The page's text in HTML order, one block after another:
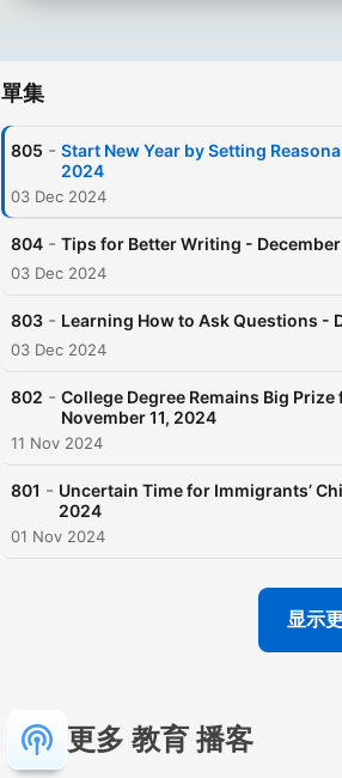
單集
805 - Start New Year by Setting
2024
03 Dec 2024
804 - Tips for Better Writing -
03 Dec 2024
803 - Learning How to Ask Questions -
03 Dec 2024
802 - College Degree Remains Big
November 11, 2024
11 Nov 2024
801 - Uncertain Time for Immigrants’
2024
01 Nov 2024
显示
更多 教育 播客